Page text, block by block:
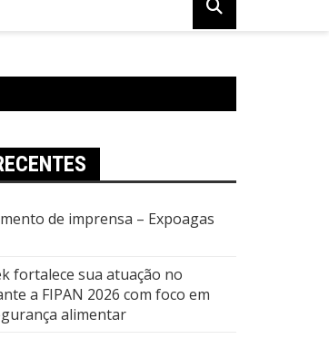
de imprensa – Expoagas
fortalece sua atuação no
a FIPAN 2026 com foco em
alimentar